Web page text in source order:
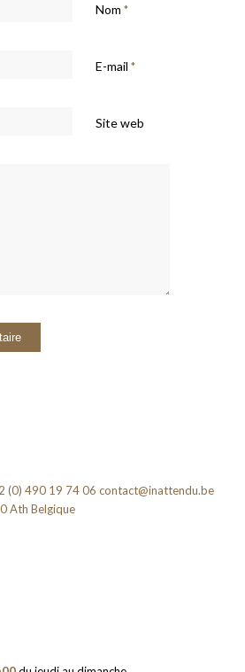
Nom *
E-mail *
Site web
(0) 490 19 74 06 contact@inattendu.be
Ath Belgique